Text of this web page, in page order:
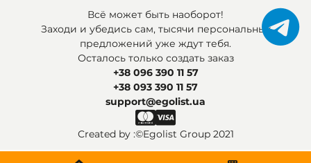
Всё может быть наоборот!
Заходи и убедись сам, тысячи персональных
предложений уже ждут тебя.
Осталось только создать заказ
+38 096 390 11 57
+38 093 390 11 57
support@egolist.ua
Created by :©Egolist Group 2021